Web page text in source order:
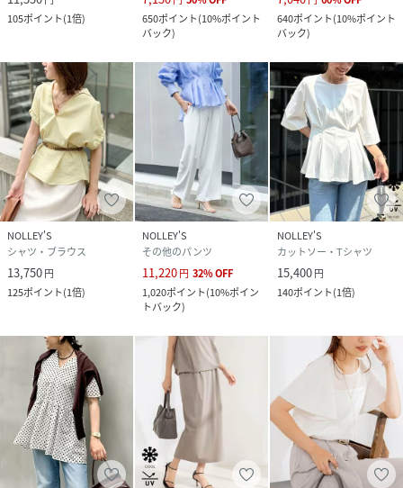
105ポイント(1倍)
650ポイント(10%ポイント
バック)
640ポイント(10%ポイント
バック)
NOLLEY'S
シャツ・ブラウス
13,750円
125ポイント(1倍)
NOLLEY'S
その他のパンツ
11,220円 32%OFF
1,020ポイント(10%ポイン
トバック)
NOLLEY'S
カットソー・Tシャツ
15,400円
140ポイント(1倍)